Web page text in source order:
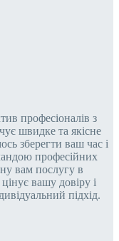
професіоналів з
швидке та якісне
зберегти ваш час і
професійних
вам послугу в
вашу довіру і
підхід.